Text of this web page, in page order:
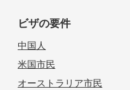
ビザの要件
中国人
米国市民
オーストラリア市民